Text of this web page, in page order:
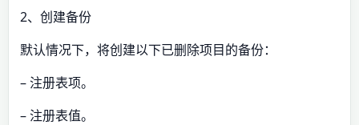
2、创建备份
默认情况下，将创建以下已删除项目的备份：
– 注册表项。
– 注册表值。